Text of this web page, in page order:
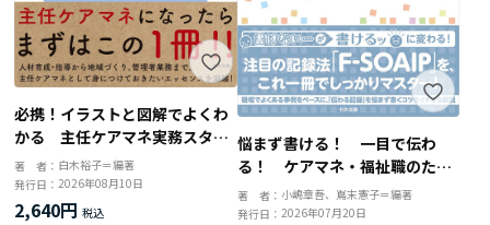
必携！イラストと図解でよくわ
かる 主任ケアマネ実務スター
トブック
著 者： 白木裕子＝編著
発行日：2026年08月10日
2,640円
悩まず書ける！ 一目で伝わ
る！ ケアマネ・福祉職のため
のＦ－ＳＯＡＩＰ実践ガイド
著 者： 小嶋章吾、嶌末憲子＝編著
発行日： 2026年07月20日